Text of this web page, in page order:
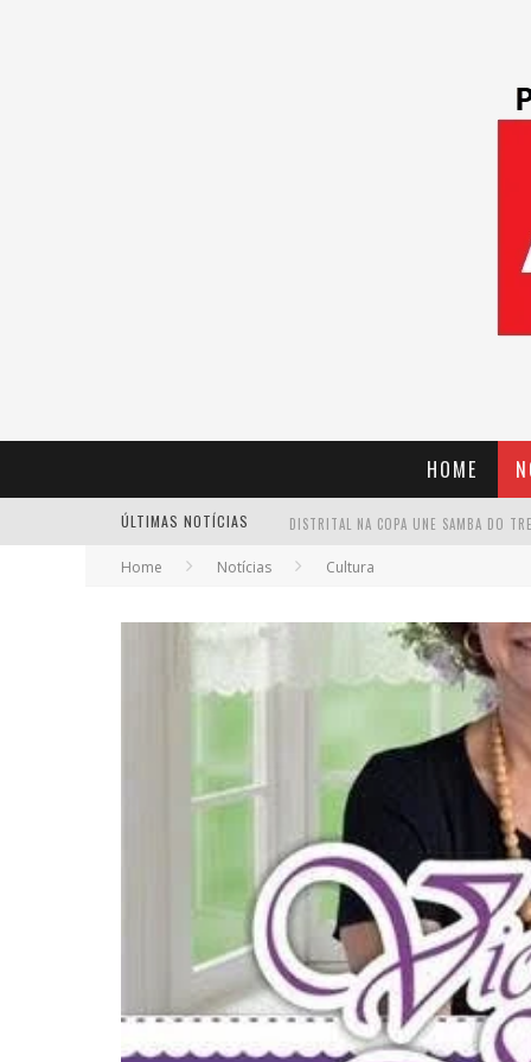
HOME
ÚLTIMAS NOTÍCIAS
Home Notícias Cultura